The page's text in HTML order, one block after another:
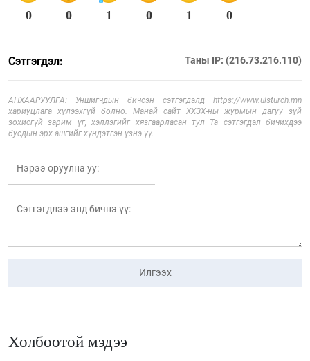
0 0 1 0 1 0
Сэтгэгдэл: Таны IP: (216.73.216.110)
АНХААРУУЛГА: Уншигчдын бичсэн сэтгэгдэлд https://www.ulsturch.mn
хариуцлага хүлээхгүй болно. Манай сайт ХХЗХ-ны журмын дагуу зүй
зохисгүй зарим үг, хэллэгийг хязгаарласан тул Та сэтгэгдэл бичихдээ
бусдын эрх ашгийг хүндэтгэн үзнэ үү.
Илгээх
Холбоотой мэдээ